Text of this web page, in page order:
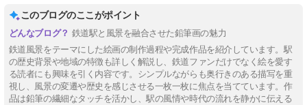
このブログのここがポイント
鉄道駅と風景を融合させた鉛筆画の魅力
鉄道風景をテーマにした絵画の制作過程や完成作品を紹介しています。駅
の歴史背景や地域の特徴も詳しく解説し、鉄道ファンだけでなく絵を愛す
る読者にも興味を引く内容です。シンプルながらも奥行きのある描写を重
視し、風景の変遷や歴史を感じさせる一枚一枚に焦点を当てています。作
品は鉛筆の繊細なタッチを活かし、駅の風情や時代の流れを静かに伝える